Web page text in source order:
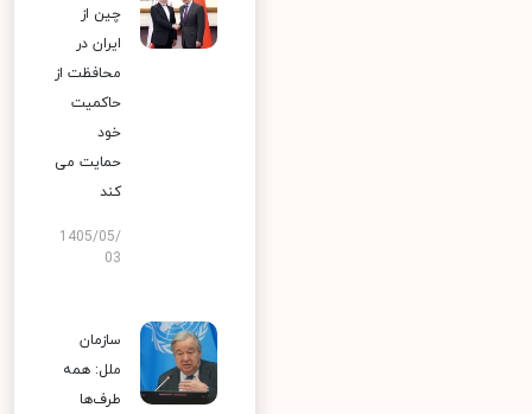
چین از
ایران در
محافظت از
حاکمیت
خود
حمایت می
کند
1405/05/
03
سازمان
ملل: همه
طرف‌ها